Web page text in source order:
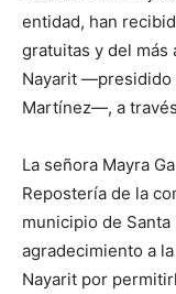
entidad, han
gratuitas y del más
Nayarit —presidido
Martínez—, a
La señora Mayra
Repostería de la
municipio de
agradecimiento a
Nayarit por